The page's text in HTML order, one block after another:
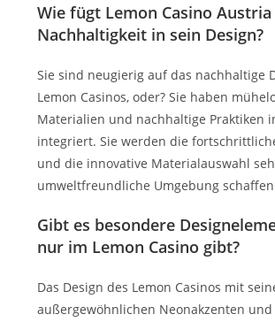
Wie fügt Lemon Casino Austria
Nachhaltigkeit in sein Design?
Sie sind neugierig auf das nachhaltige
Lemon Casinos, oder? Sie haben
Materialien und nachhaltige Praktiken
integriert. Sie werden die
und die innovative Materialauswahl
umweltfreundliche Umgebung
Gibt es besondere
nur im Lemon Casino gibt?
Das Design des Lemon Casinos mit
außergewöhnlichen Neonakzenten